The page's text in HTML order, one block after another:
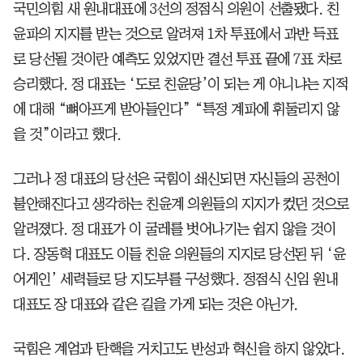
국민의힘 새 원내대표에 3선의 정점식 의원이 선출됐다. 친
윤파의 지지를 받는 것으로 알려져 1차 투표에서 과반 득표
로 당선될 것이란 예측도 있었지만 결선 투표 끝에 7표 차로
승리했다. 정 대표는 ‘도로 친윤당’이 되는 게 아니냐는 지적
에 대해 “뼈아프게 받아들인다” “특정 계파에 휘둘리지 않
을 것”이라고 했다.
그러나 정 대표의 당선은 국힘이 쇄신되면 자신들의 공천이
불안해진다고 생각하는 친윤계 의원들의 지지가 컸던 것으로
알려졌다. 정 대표가 이 굴레를 벗어나기는 쉽지 않을 것이
다. 장동혁 대표도 이들 친윤 의원들의 지지로 당선된 뒤 ‘윤
어게인’ 세력들로 당 지도부를 구성했다. 정점식 신임 원내
대표도 장 대표와 같은 길을 가게 되는 것은 아닌가.
국힘은 계엄과 탄핵을 거치고도 반성과 혁신을 하지 않았다.